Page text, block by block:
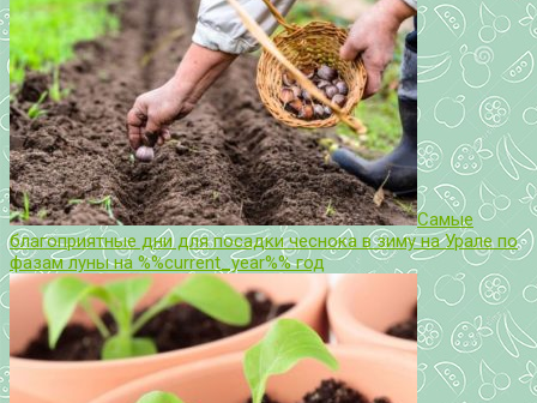
Самые
благоприятные дни для посадки чеснока в зиму на Урале по
фазам луны на %%current_year%% год